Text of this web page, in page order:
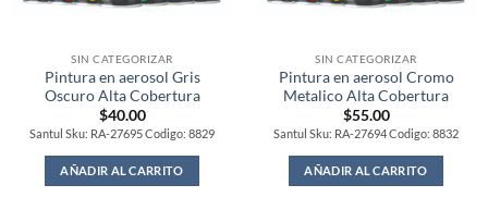
SIN CATEGORIZAR
Pintura en aerosol Gris
Oscuro Alta Cobertura
$40.00
Santul Sku: RA-27695 Codigo: 8829
AÑADIR AL CARRITO
SIN CATEGORIZAR
Pintura en aerosol Cromo
Metalico Alta Cobertura
$55.00
Santul Sku: RA-27694 Codigo: 8832
AÑADIR AL CARRITO